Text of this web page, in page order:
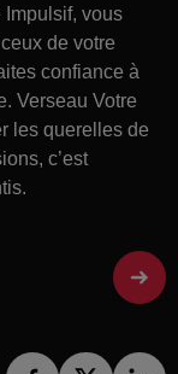
vous
de votre
confiance à
Verseau Votre
les querelles de
c’est